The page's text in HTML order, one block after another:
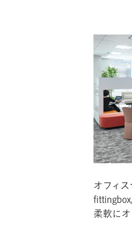
オフィ
柔軟に